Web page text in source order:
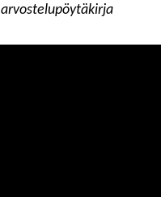
arvostelupöytäkirja